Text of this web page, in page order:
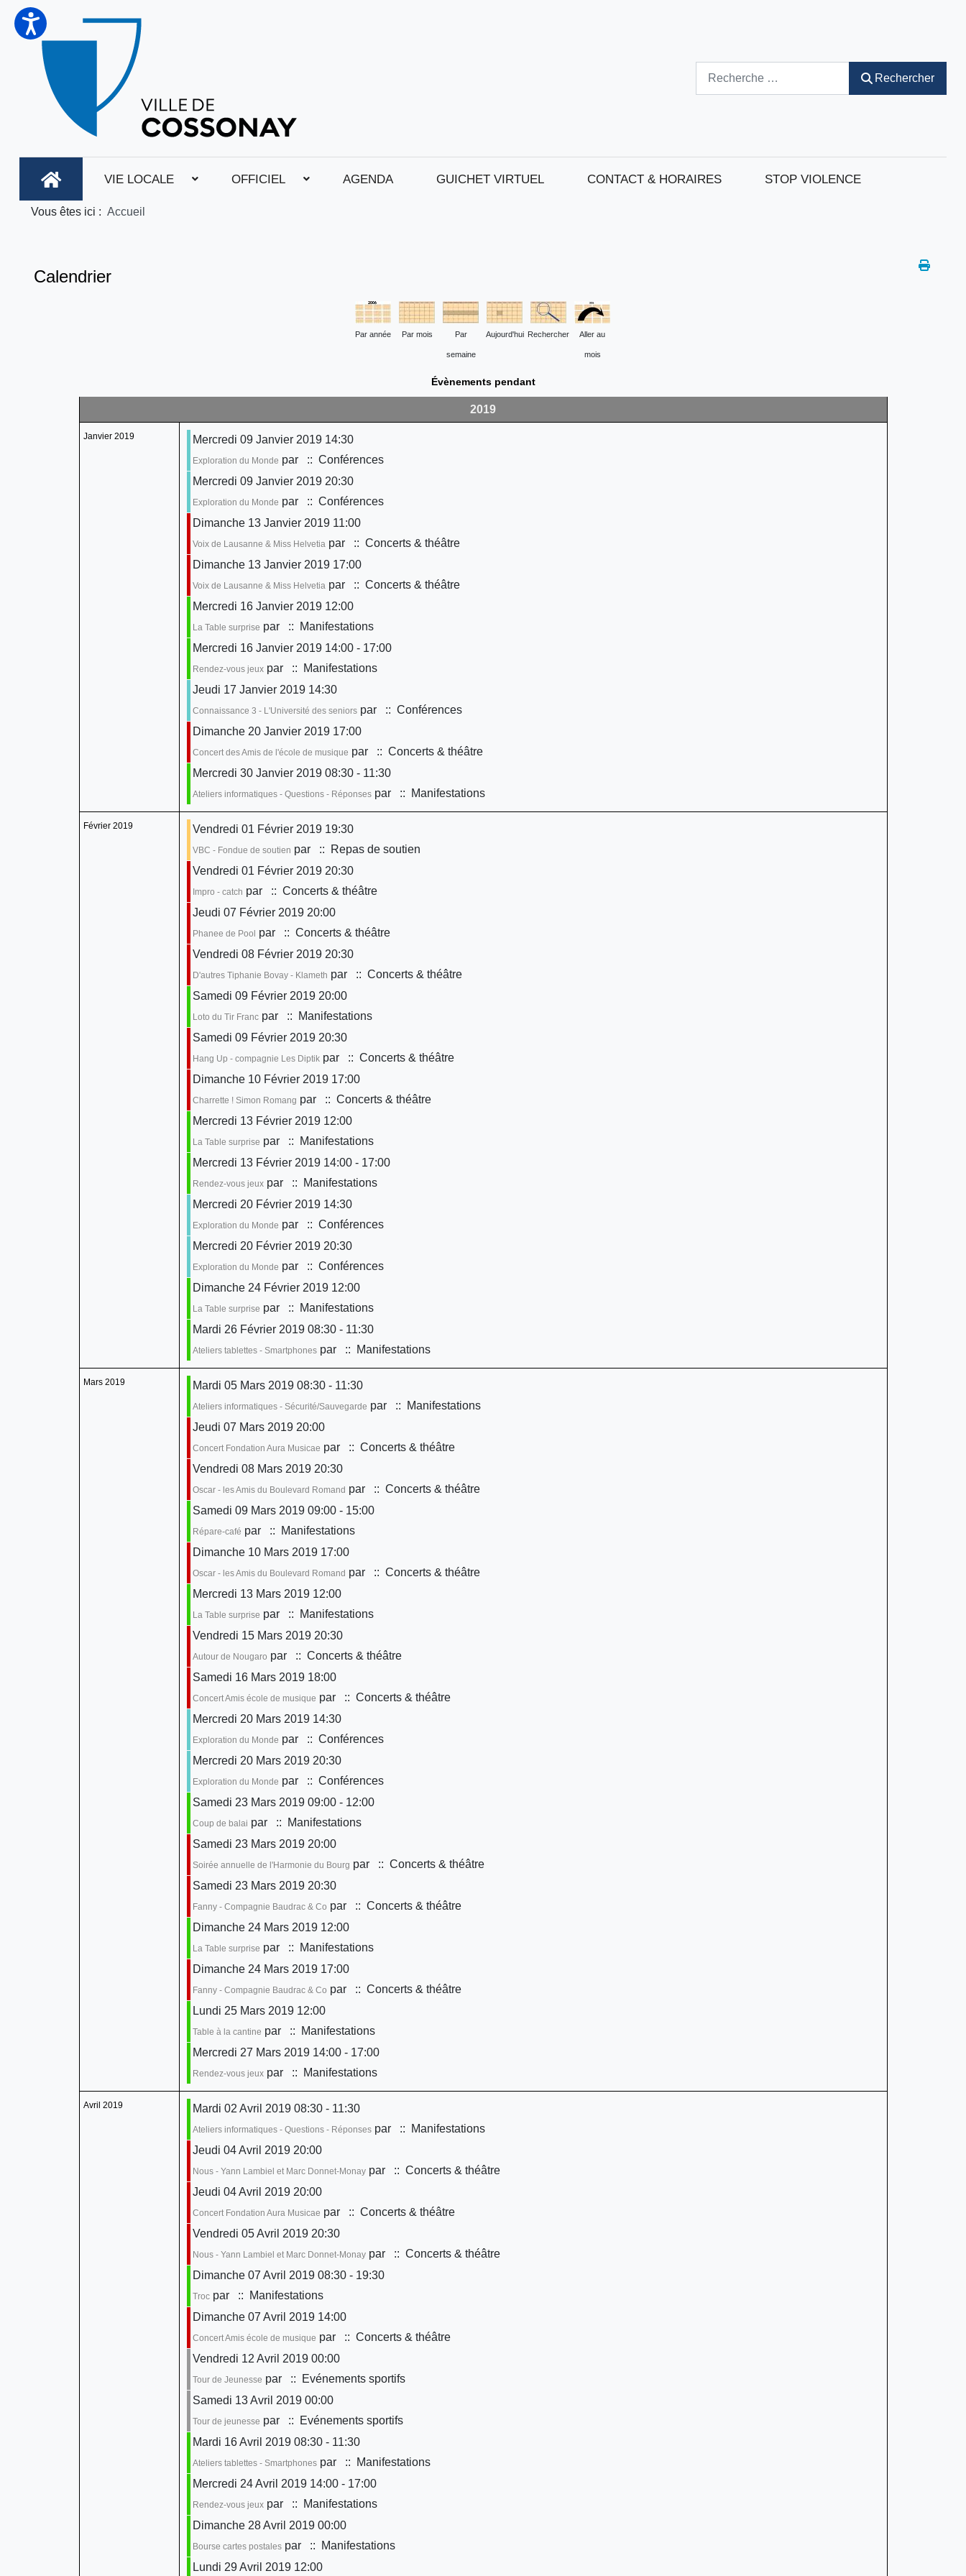
Rechercher
VIE LOCALE OFFICIEL AGENDA GUICHET VIRTUEL CONTACT & HORAIRES STOP VIOLENCE
Vous êtes ici : Accueil
Calendrier
Par année Par mois Par
semaine
Aujourd'hui Rechercher Aller au
mois
Évènements pendant
2019
Janvier 2019 Mercredi 09 Janvier 2019 14:30
Exploration du Monde par
:: Conférences
Mercredi 09 Janvier 2019 20:30
Exploration du Monde par
:: Conférences
Dimanche 13 Janvier 2019 11:00
Voix de Lausanne & Miss Helvetia par
:: Concerts & théâtre
Dimanche 13 Janvier 2019 17:00
Voix de Lausanne & Miss Helvetia par
:: Concerts & théâtre
Mercredi 16 Janvier 2019 12:00
La Table surprise par
:: Manifestations
Mercredi 16 Janvier 2019 14:00 - 17:00
Rendez-vous jeuxpar
:: Manifestations
Jeudi 17 Janvier 2019 14:30
Connaissance 3 - L'Université des seniorspar
:: Conférences
Dimanche 20 Janvier 2019 17:00
Concert des Amis de l'école de musique par
:: Concerts & théâtre
Mercredi 30 Janvier 2019 08:30 - 11:30
Ateliers informatiques - Questions - Réponsespar :: Manifestations
Février 2019 Vendredi 01 Février 2019 19:30
VBC - Fondue de soutien par
:: Repas de soutien
Vendredi 01 Février 2019 20:30
Impro - catch par
:: Concerts & théâtre
Jeudi 07 Février 2019 20:00
Phanee de Pool par
:: Concerts & théâtre
Vendredi 08 Février 2019 20:30
D'autres Tiphanie Bovay - Klameth par
:: Concerts & théâtre
Samedi 09 Février 2019 20:00
Loto du Tir Francpar
:: Manifestations
Samedi 09 Février 2019 20:30
Hang Up - compagnie Les Diptikpar
:: Concerts & théâtre
Dimanche 10 Février 2019 17:00
Charrette ! Simon Romang par
:: Concerts & théâtre
Mercredi 13 Février 2019 12:00
La Table surprise par
:: Manifestations
Mercredi 13 Février 2019 14:00 - 17:00
Rendez-vous jeuxpar
:: Manifestations
Mercredi 20 Février 2019 14:30
Exploration du Monde par
:: Conférences
Mercredi 20 Février 2019 20:30
Exploration du Monde par
:: Conférences
Dimanche 24 Février 2019 12:00
La Table surprise par
:: Manifestations
Mardi 26 Février 2019 08:30 - 11:30
Ateliers tablettes - Smartphonespar :: Manifestations
Mars 2019 Mardi 05 Mars 2019 08:30 - 11:30
Ateliers informatiques - Sécurité/Sauvegarde par
:: Manifestations
Jeudi 07 Mars 2019 20:00
Concert Fondation Aura Musicae par
:: Concerts & théâtre
Vendredi 08 Mars 2019 20:30
Oscar - les Amis du Boulevard Romand par
:: Concerts & théâtre
Samedi 09 Mars 2019 09:00 - 15:00
Répare-café par
:: Manifestations
Dimanche 10 Mars 2019 17:00
Oscar - les Amis du Boulevard Romand par
:: Concerts & théâtre
Mercredi 13 Mars 2019 12:00
La Table surprise par
:: Manifestations
Vendredi 15 Mars 2019 20:30
Autour de Nougaro par
:: Concerts & théâtre
Samedi 16 Mars 2019 18:00
Concert Amis école de musique par
:: Concerts & théâtre
Mercredi 20 Mars 2019 14:30
Exploration du Monde par
:: Conférences
Mercredi 20 Mars 2019 20:30
Exploration du Monde par
:: Conférences
Samedi 23 Mars 2019 09:00 - 12:00
Coup de balai par
:: Manifestations
Samedi 23 Mars 2019 20:00
Soirée annuelle de l'Harmonie du Bourg par
:: Concerts & théâtre
Samedi 23 Mars 2019 20:30
Fanny - Compagnie Baudrac & Co par
:: Concerts & théâtre
Dimanche 24 Mars 2019 12:00
La Table surprise par
:: Manifestations
Dimanche 24 Mars 2019 17:00
Fanny - Compagnie Baudrac & Co par
:: Concerts & théâtre
Lundi 25 Mars 2019 12:00
Table à la cantine par
:: Manifestations
Mercredi 27 Mars 2019 14:00 - 17:00
Rendez-vous jeuxpar :: Manifestations
Avril 2019 Mardi 02 Avril 2019 08:30 - 11:30
Ateliers informatiques - Questions - Réponsespar
:: Manifestations
Jeudi 04 Avril 2019 20:00
Nous - Yann Lambiel et Marc Donnet-Monaypar
:: Concerts & théâtre
Jeudi 04 Avril 2019 20:00
Concert Fondation Aura Musicae par
:: Concerts & théâtre
Vendredi 05 Avril 2019 20:30
Nous - Yann Lambiel et Marc Donnet-Monaypar
:: Concerts & théâtre
Dimanche 07 Avril 2019 08:30 - 19:30
Trocpar
:: Manifestations
Dimanche 07 Avril 2019 14:00
Concert Amis école de musique par
:: Concerts & théâtre
Vendredi 12 Avril 2019 00:00
Tour de Jeunesse par
:: Evénements sportifs
Samedi 13 Avril 2019 00:00
Tour de jeunesse par
:: Evénements sportifs
Mardi 16 Avril 2019 08:30 - 11:30
Ateliers tablettes - Smartphonespar
:: Manifestations
Mercredi 24 Avril 2019 14:00 - 17:00
Rendez-vous jeuxpar
:: Manifestations
Dimanche 28 Avril 2019 00:00
Bourse cartes postalespar
:: Manifestations
Lundi 29 Avril 2019 12:00